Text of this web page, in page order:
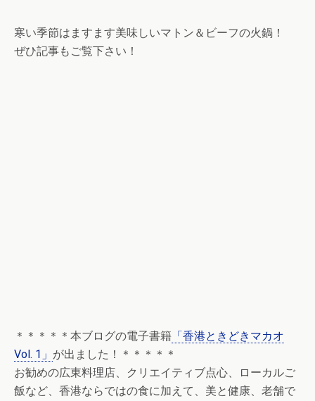
寒い季節はますます美味しいマトン＆ビーフの火鍋！
ぜひ記事もご覧下さい！
＊＊＊＊＊本ブログの電子書籍 「香港ときどきマカオ
Vol. 1」 が出ました！＊＊＊＊＊
お勧めの広東料理店、クリエイティブ点心、ローカルご
飯など、香港ならではの食に加えて、美と健康、老舗で